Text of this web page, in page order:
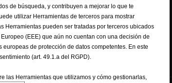
de búsqueda, y contribuyen a mejorar lo que te
utilizar Herramientas de terceros para mostrar
Herramientas pueden ser tratadas por terceros ubicados
(EEE) que aún no cuentan con una decisión de
de protección de datos competentes. En este
(art. 49.1.a del RGPD).
las Herramientas que utilizamos y cómo gestionarlas,